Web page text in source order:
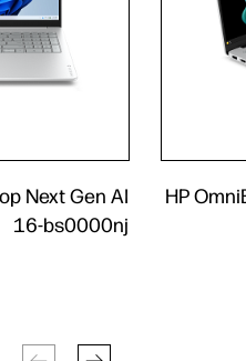
Next Gen AI
16-bs0000nj
HP